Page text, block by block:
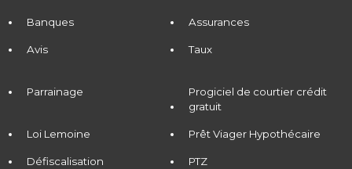
Banques Assurances
Avis Taux
Parrainage
Progiciel de courtier crédit
gratuit
Loi Lemoine Prêt Viager Hypothécaire
Défiscalisation PTZ